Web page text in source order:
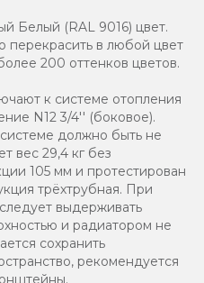
Белый (RAL 9016) цвет.
в любой цвет
200 оттенков цветов.
к системе отопления
N12 3/4'' (боковое).
должно быть не
вес 29,4 кг без
105 мм и протестирован
трёхтрубная. При
выдерживать
и радиатором не
сохранить
рекомендуется